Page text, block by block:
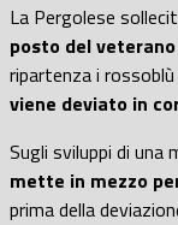
La Pergolese
posto del
ripartenza i
viene deviato in
Sugli sviluppi di una
mette in mezzo
prima della